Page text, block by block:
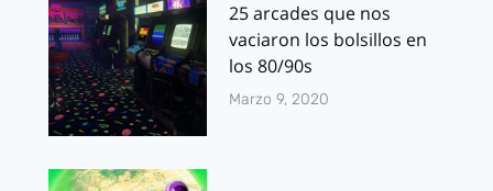
25 arcades que nos
vaciaron los bolsillos en
los 80/90s
Marzo 9, 2020